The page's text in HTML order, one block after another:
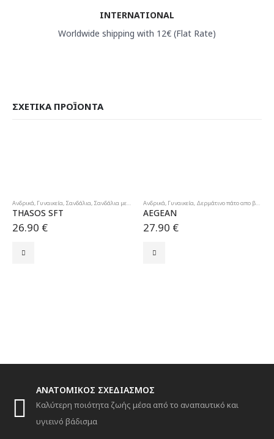
INTERNATIONAL
Worldwide shipping with 12€ (Flat Rate)
ΣΧΕΤΙΚΆ ΠΡΟΪΌΝΤΑ
Ανδρικά, Γυναικεία, Σανδάλια, Σανδάλια με μαλακό πάτο ,Σανδάλια με μαλακό πάτο
THASOS SFT
26.90 €
Ανδρικά, Γυναικεία, Δερμάτινο πάτο απο βακέτα
AEGEAN
27.90 €
ANATOMIKΟΣ ΣΧΕΔΙΑΣΜΟΣ
Καλύτερη ποιότητα ζωής μέσα από το αναπαυτικό και
υγιεινό βάδισμα